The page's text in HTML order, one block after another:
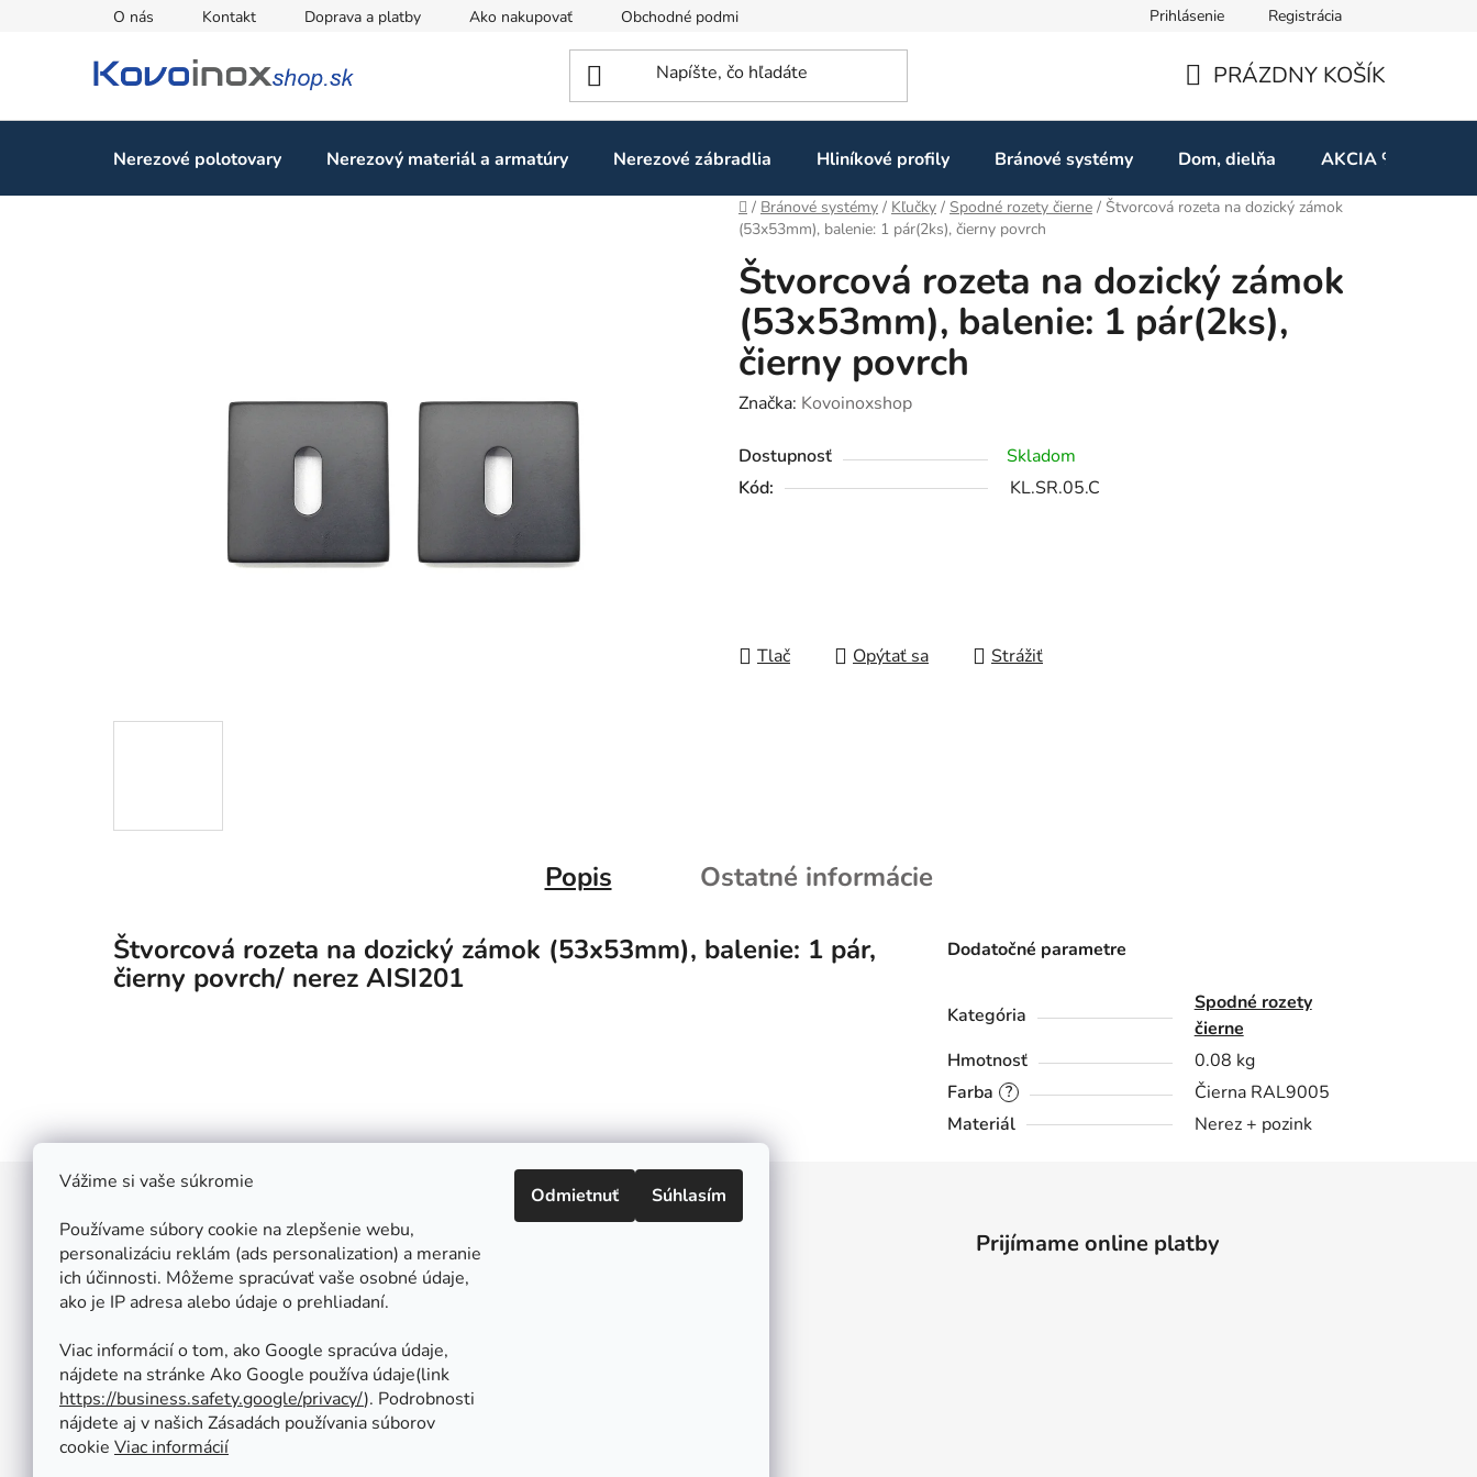
Vážime si vaše súkromie
Používame súbory cookie na zlepšenie webu,
personalizáciu reklám (ads personalization) a meranie
ich účinnosti. Môžeme spracúvať vaše osobné údaje,
ako je IP adresa alebo údaje o prehliadaní.
Viac informácií o tom, ako Google spracúva údaje,
nájdete na stránke Ako Google používa údaje(link
https://business.safety.google/privacy/⁩). Podrobnosti
nájdete aj v našich Zásadách používania súborov
cookie Viac informácií
Odmietnuť Súhlasím
O nás Kontakt Doprava a platby Ako nakupovať Obchodné podmienky Odstúpenie od zmluvy
Prihlásenie Registrácia
KOŠÍK
PRÁZDNY KOŠÍK
Nerezové polotovary Nerezový materiál a armatúry Nerezové zábradlia Hliníkové profily Bránové systémy Dom, dielňa AKCIA %
Domov
/ Bránové systémy / Kľučky / Spodné rozety čierne / Štvorcová rozeta na dozický zámok
(53x53mm), balenie: 1 pár(2ks), čierny povrch
Štvorcová rozeta na dozický zámok
(53x53mm), balenie: 1 pár(2ks),
čierny povrch
Značka: Kovoinoxshop
Dostupnosť
Skladom
Kód:
KL.SR.05.C
Tlač Opýtať sa Strážiť
Popis Ostatné informácie
Štvorcová rozeta na dozický zámok (53x53mm), balenie: 1 pár,
čierny povrch/ nerez AISI201
Dodatočné parametre
Kategória
Spodné rozety
čierne
Hmotnosť
0.08 kg
?
Farba
Čierna RAL9005
Materiál
Nerez + pozink
Štefan Široký - Kovoinox
Cukrová 10
917 01 Trnava
Slovensko
IČ: 37 571 451
IČ DPH: SK 1020347779
Po-Pa: 08:00 - 12:00 13:00 - 16:30
So - Ne : ZATVORENÉ
Tel.: +421 950 427 860
obchod@kovoinox.sk
Prijímame online platby